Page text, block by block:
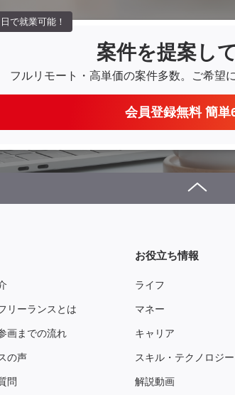
案件を提案し
フルリモート・高単価の案件多数。 ご希望
会員登録無料 簡単
で就業可能！
リーランスとは
画までの流れ
の声
問
お役立ち情報
ライフ
マネー
キャリア
スキル・テクノロジー
解説動画